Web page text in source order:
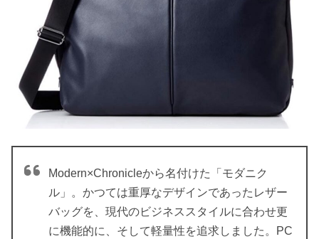
Modern×Chronicleから名付けた「モダニク
ル」。かつては重厚なデザインであったレザー
バッグを、現代のビジネススタイルに合わせ更
に機能的に、そして軽量性を追求しました。PC